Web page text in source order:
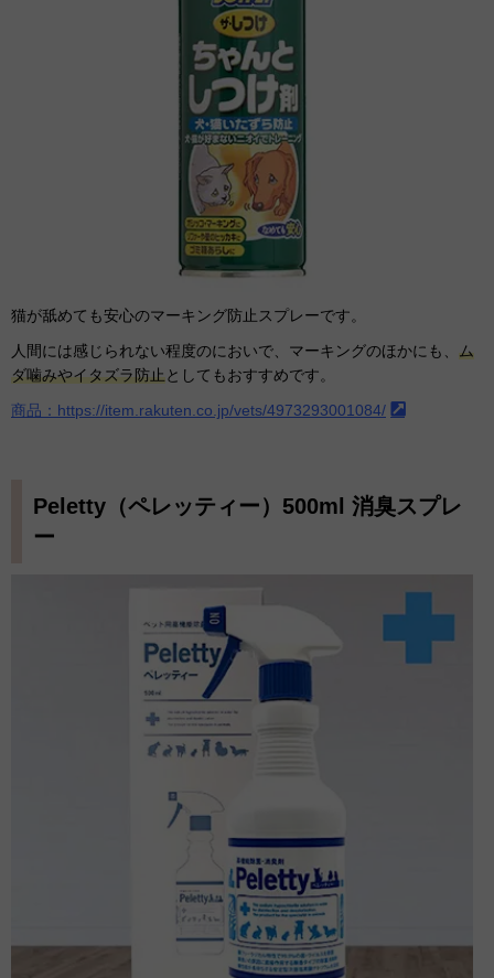
猫が舐めても安心のマーキング防止スプレーです。
人間には感じられない程度のにおいで、マーキングのほかにも、 ム
ダ噛みやイタズラ防止としてもおすすめです。
商品：https://item.rakuten.co.jp/vets/4973293001084/
Peletty（ペレッティー）500ml 消臭スプレ
ー